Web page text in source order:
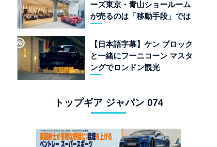
ーズ東京・青山ショールーム
が売るのは「移動手段」では
【日本語字幕】ケン ブロック
と一緒にフーニコーン マスタ
ングでロンドン観光
トップギア ジャパン 074